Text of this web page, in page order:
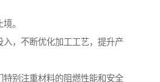
。
入，不断优化加工工艺，提升产
特别注重材料的阻燃性能和安全